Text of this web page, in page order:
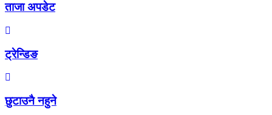
ताजा अपडेट
ट्रेन्डिङ
छुटाउनै नहुने